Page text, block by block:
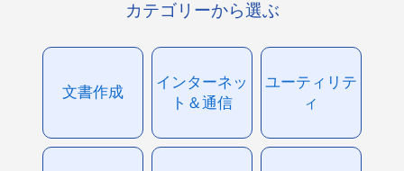
カテゴリーから選ぶ
文書作成
インターネッ
ト＆通信
ユーティリテ
ィ